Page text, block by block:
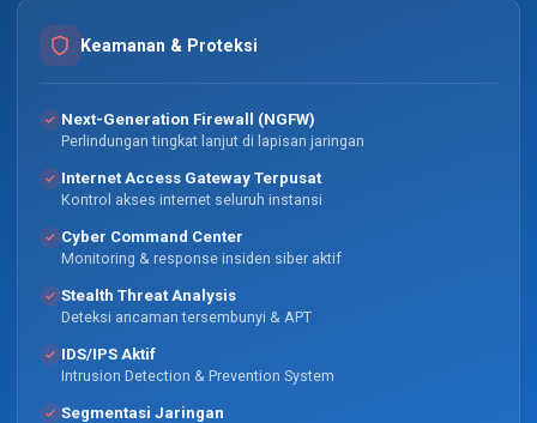
Keamanan & Proteksi
Next-Generation Firewall (NGFW)
Perlindungan tingkat lanjut di lapisan jaringan
Internet Access Gateway Terpusat
Kontrol akses internet seluruh instansi
Cyber Command Center
Monitoring & response insiden siber aktif
Stealth Threat Analysis
Deteksi ancaman tersembunyi & APT
IDS/IPS Aktif
Intrusion Detection & Prevention System
Segmentasi Jaringan